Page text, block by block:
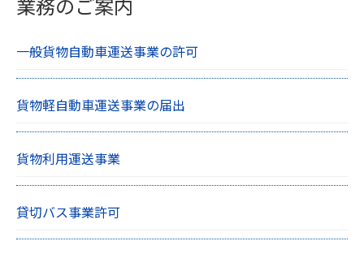
一般貨物自動車運送事業の許可
貨物軽自動車運送事業の届出
貨物利用運送事業
貸切バス事業許可